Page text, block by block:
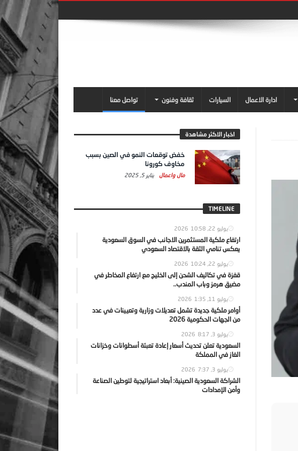
ادارة الاعمال السيارات ثقافة وفنون تواصل معنا
اخبار الاكثر مشاهدة
خفض توقعات النمو في الصين بسبب
مخاوف كورونا
مال واعمال يناير 5, 2025
TIMELINE
يوليو 22, 2026 10:58
ارتفاع ملكية المستثمرين الاجانب في السوق السعودية
يعكس تنامي الثقة بالاقتصاد السعودي
يوليو 22, 2026 10:24
قفزة في تكاليف الشحن إلى الخليج مع ارتفاع المخاطر في
مضيق هرمز وباب المندب..
يوليو 11, 2026 1:35
أوامر ملكية جديدة تشمل تعديلات وزارية وتعيينات في عدد
من الجهات الحكومية 2026
يوليو 3, 2026 8:17
السعودية تعلن تحديث أسعار إعادة تعبئة أسطوانات وخزانات
الغاز في المملكة
يوليو 3, 2026 7:37
الشراكة السعودية الصينية: أبعاد استراتيجية لتوطين الصناعة
وأمن الإمدادات